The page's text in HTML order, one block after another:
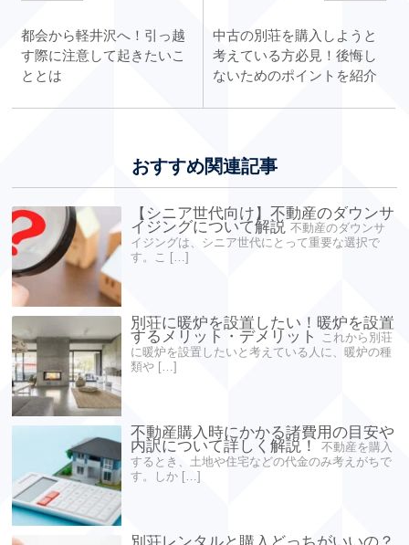
都会から軽井沢へ！引っ越
す際に注意して起きたいこ
ととは
中古の別荘を購入しようと
考えている方必見！後悔し
ないためのポイントを紹介
おすすめ関連記事
【シニア世代向け】不動産のダウンサ
イジングについて解説 不動産のダウンサ
イジングは、シニア世代にとって重要な選択で
す。こ […]
別荘に暖炉を設置したい！暖炉を設置
するメリット・デメリット
これから別荘
に暖炉を設置したいと考えている人に、暖炉の種
類や […]
不動産購入時にかかる諸費用の目安や
内訳について詳しく解説！
不動産を購入
するとき、土地や住宅などの代金のみ考えがちで
す。しか […]